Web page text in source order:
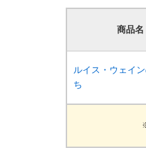
商品名
ルイス・ウェイ
ち